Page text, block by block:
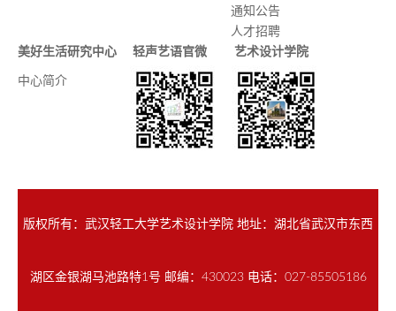
通知公告
人才招聘
美好生活研究中心
中心简介
轻声艺语官微 艺术设计学院
版权所有：武汉轻工大学艺术设计学院 地址：湖北省武汉市东西
湖区金银湖马池路特1号 邮编：430023 电话：027-85505186